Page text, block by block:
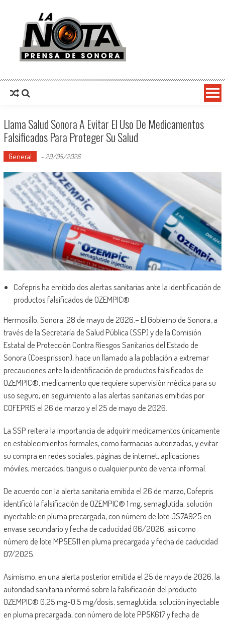
La Nota Prensa De Sonora
Llama Salud Sonora A Evitar El Uso De Medicamentos
Falsificados Para Proteger Su Salud
General - 29/05/2026
Cofepris ha emitido dos alertas sanitarias ante la identificación de
productos falsificados de OZEMPIC®️
Hermosillo, Sonora; 28 de mayo de 2026.– El Gobierno de Sonora, a
través de la Secretaría de Salud Pública (SSP) y de la Comisión
Estatal de Protección Contra Riesgos Sanitarios del Estado de
Sonora (Coesprisson), hace un llamado a la población a extremar
precauciones ante la identificación de productos falsificados de
OZEMPIC®️, medicamento que requiere supervisión médica para su
uso seguro, en seguimiento a las alertas sanitarias emitidas por
COFEPRIS el 26 de marzo y el 25 de mayo de 2026.
La SSP reitera la importancia de adquirir medicamentos únicamente
en establecimientos formales, como farmacias autorizadas, y evitar
su compra en redes sociales, páginas de internet, aplicaciones
móviles, mercados, tianguis o cualquier punto de venta informal.
De acuerdo con la alerta sanitaria emitida el 26 de marzo, Cofepris
identificó la falsificación de OZEMPIC®️ 1 mg, semaglutida, solución
inyectable en pluma precargada, con número de lote JS7A925 en
envase secundario y fecha de caducidad 06/2026, así como
número de lote MP5E511 en pluma precargada y fecha de caducidad
07/2025.
Asimismo, en una alerta posterior emitida el 25 de mayo de 2026, la
autoridad sanitaria informó sobre la falsificación del producto
OZEMPIC®️ 0.25 mg-0.5 mg/dosis, semaglutida, solución inyectable
en pluma precargada, con número de lote PP5K617 y fecha de